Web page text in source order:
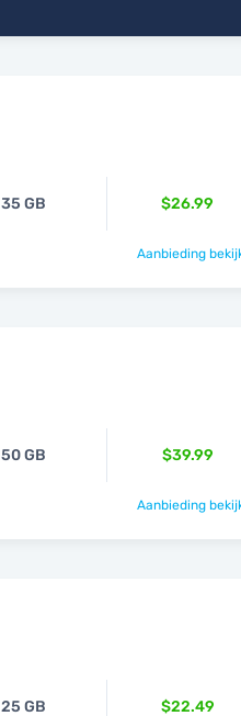
35 GB $26.99
Aanbieding
50 GB $39.99
Aanbieding
25 GB $22.49